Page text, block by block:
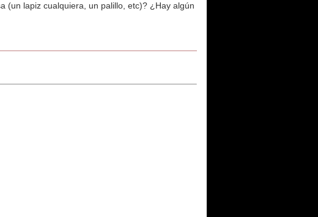
(un lapiz cualquiera, un palillo, etc)? ¿Hay algún